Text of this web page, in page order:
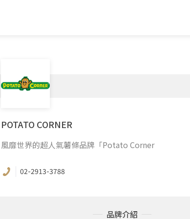
POTATO CORNER
風靡世界的超人氣薯條品牌「Potato Corner
02-2913-3788
品牌介紹